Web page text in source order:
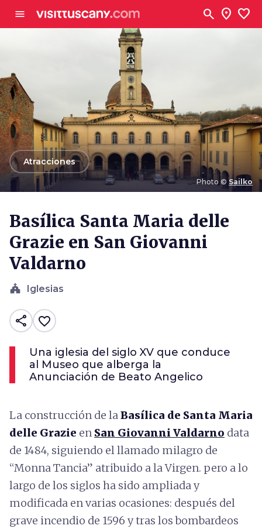
menu search location_on favorite
Photo © Sailko
arrow_backAtracciones
Basílica Santa Maria delle
Grazie en San Giovanni
Valdarno
church Iglesias
share favorite_border
Una iglesia del siglo XV que conduce
al Museo que alberga la
Anunciación de Beato Angelico
La construcción de laBasílica de Santa Maria
delle Grazie en San Giovanni Valdarno data
de 1484, siguiendo el llamado milagro de
“Monna Tancia” atribuido a la Virgen. pero a lo
largo de los siglos ha sido ampliada y
modificada en varias ocasiones: después del
grave incendio de 1596 y tras los bombardeos